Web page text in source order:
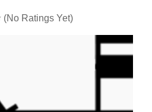
(No Ratings Yet)